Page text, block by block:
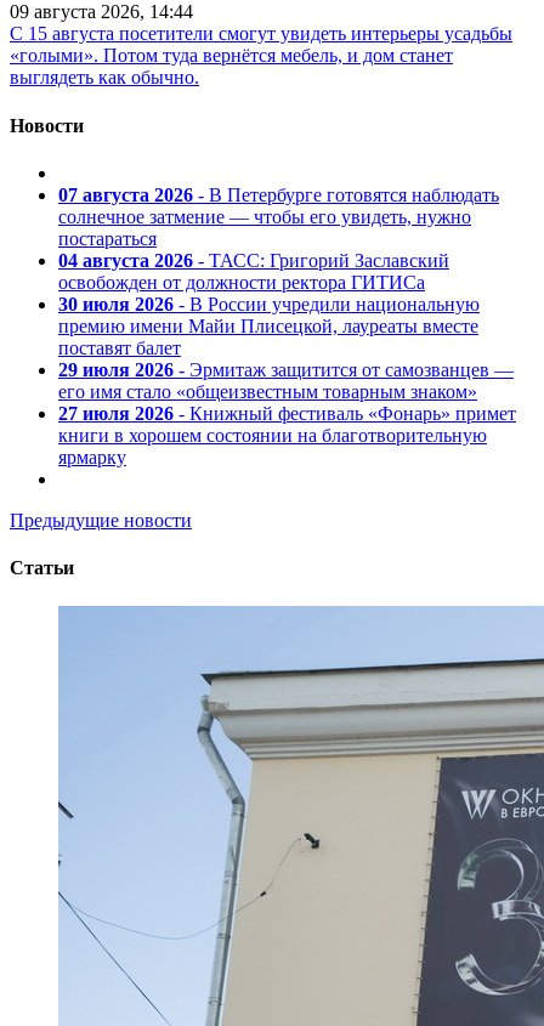
09 августа 2026, 14:44
С 15 августа посетители смогут увидеть интерьеры усадьбы
«голыми». Потом туда вернётся мебель, и дом станет
выглядеть как обычно.
Новости
07 августа 2026 - В Петербурге готовятся наблюдать
солнечное затмение — чтобы его увидеть, нужно
постараться
04 августа 2026 - ТАСС: Григорий Заславский
освобожден от должности ректора ГИТИСа
30 июля 2026 - В России учредили национальную
премию имени Майи Плисецкой, лауреаты вместе
поставят балет
29 июля 2026 - Эрмитаж защитится от самозванцев —
его имя стало «общеизвестным товарным знаком»
27 июля 2026 - Книжный фестиваль «Фонарь» примет
книги в хорошем состоянии на благотворительную
ярмарку
Предыдущие новости
Статьи